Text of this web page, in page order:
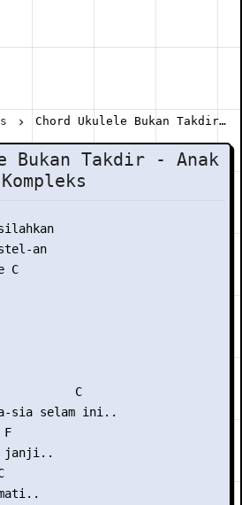
Chord Ukulele Bukan Takdir - Anak Kompleks
Bukan Takdir - Anak
Kompleks
an
C
C
sia selam ini..
F
janji..